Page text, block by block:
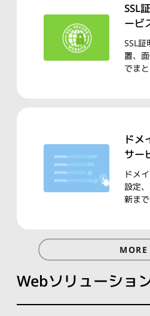
SSL
ービ
SSL
置、
でま
ドメ
サー
ドメ
設定
新ま
MORE
Webソリューショ